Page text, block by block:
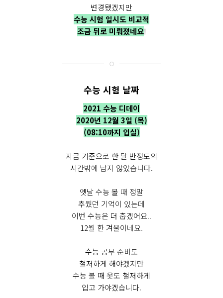
변경됐겠지만
수능 시험 일시도 비교적
조금 뒤로 미뤄졌네요!
수능 시험 날짜
2021 수능 디데이
2020년 12월 3일 (목)
(08:10까지 입실)
지금 기준으로 한 달 반정도의
시간밖에 남지 않았습니다.
옛날 수능 볼 때 정말
추웠던 기억이 있는데
이번 수능은 더 춥겠어요..
12월 한 겨울이네요.
수능 공부 준비도
철저하게 해야겠지만
수능 볼 때 옷도 철저하게
입고 가야겠습니다.